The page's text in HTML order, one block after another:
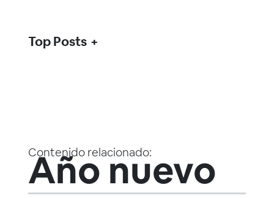
Contenido relacionado:
Año nuevo
Top Posts